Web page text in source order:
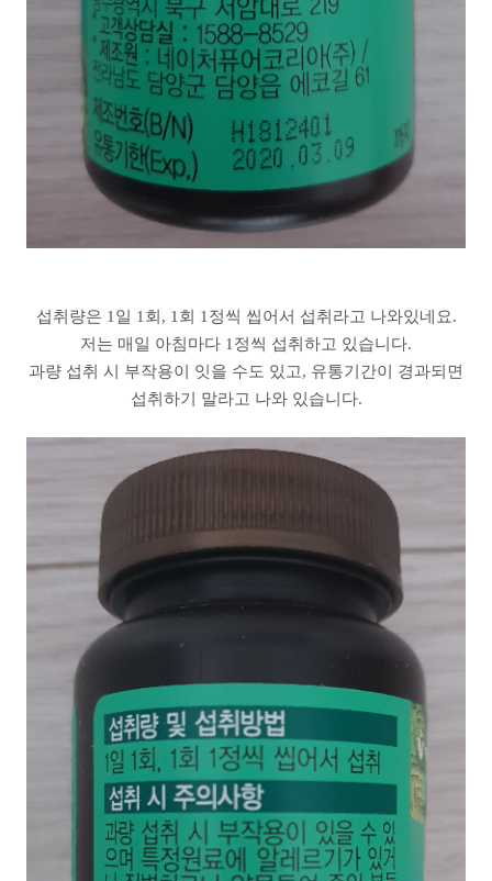
섭취량은 1일 1회, 1회 1정씩 씹어서 섭취라고 나와있네요.
저는 매일 아침마다 1정씩 섭취하고 있습니다.
과량 섭취 시 부작용이 잇을 수도 있고, 유통기간이 경과되면
섭취하기 말라고 나와 있습니다.